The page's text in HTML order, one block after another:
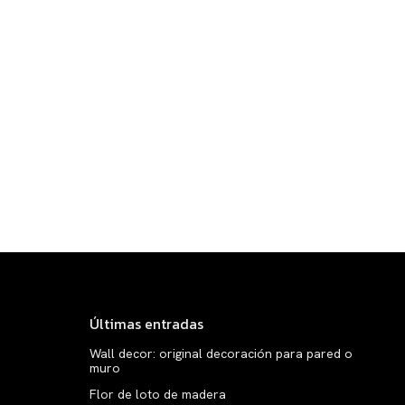
Últimas entradas
Wall decor: original decoración para pared o
muro
Flor de loto de madera